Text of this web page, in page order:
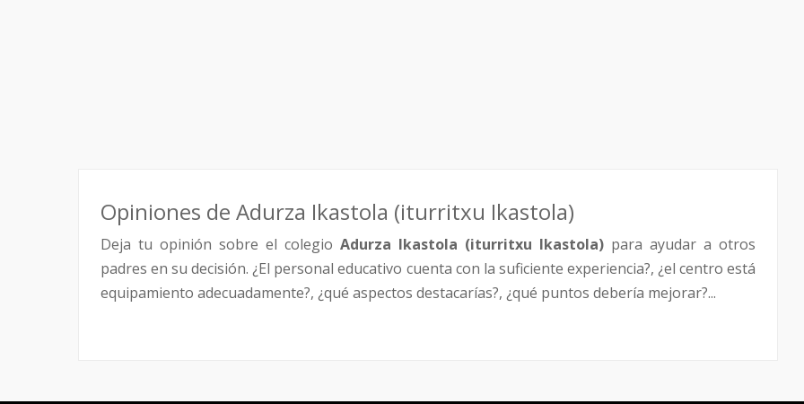
Opiniones de Adurza Ikastola (iturritxu Ikastola)
Deja tu opinión sobre el colegio Adurza Ikastola (iturritxu Ikastola) para ayudar a otros
padres en su decisión. ¿El personal educativo cuenta con la suficiente experiencia?, ¿el centro está
equipamiento adecuadamente?, ¿qué aspectos destacarías?, ¿qué puntos debería mejorar?...